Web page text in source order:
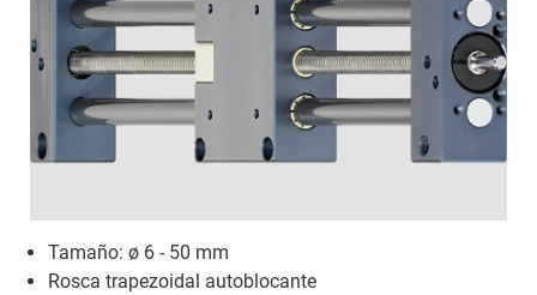
Tamaño: ø 6 - 50 mm
Rosca trapezoidal autoblocante